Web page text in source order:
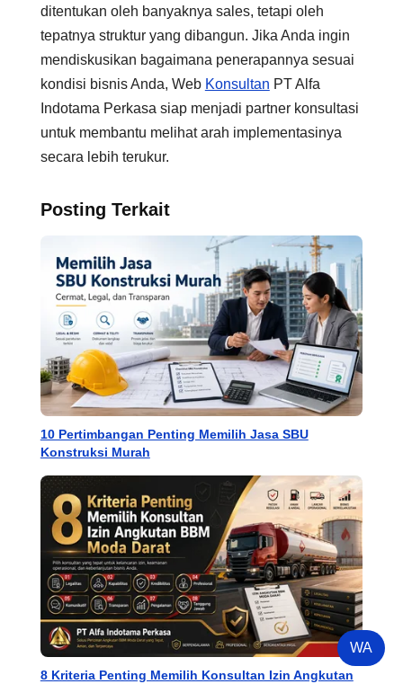
ditentukan oleh banyaknya sales, tetapi oleh
tepatnya struktur yang dibangun. Jika Anda ingin
mendiskusikan bagaimana penerapannya sesuai
kondisi bisnis Anda, Web Konsultan PT Alfa
Indotama Perkasa siap menjadi partner konsultasi
untuk membantu melihat arah implementasinya
secara lebih terukur.
Posting Terkait
10 Pertimbangan Penting Memilih Jasa SBU
Konstruksi Murah
8 Kriteria Penting Memilih Konsultan Izin Angkutan
WA